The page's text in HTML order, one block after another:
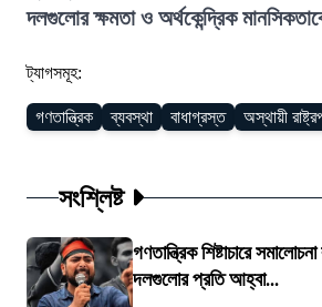
দলগুলোর ক্ষমতা ও অর্থকেন্দ্রিক
ট্যাগসমূহ:
গণতান্ত্রিক ব্যবস্থা বাধাগ্রস্ত অস্থায়ী
সংশ্লিষ্ট
গণতান্ত্রিক শিষ্টাচারে
দলগুলোর প্রতি আহ্বা...